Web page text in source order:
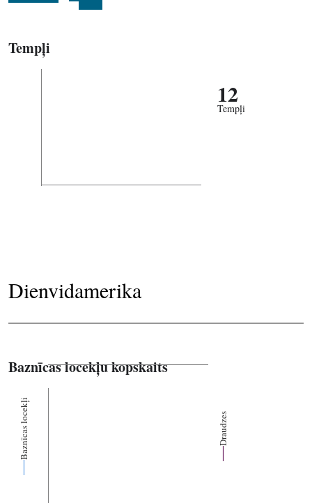
Tempļi
12
Tempļi
Dienvidamerika
Baznīcas locekļu kopskaits
Baznīcas locekļi Draudzes